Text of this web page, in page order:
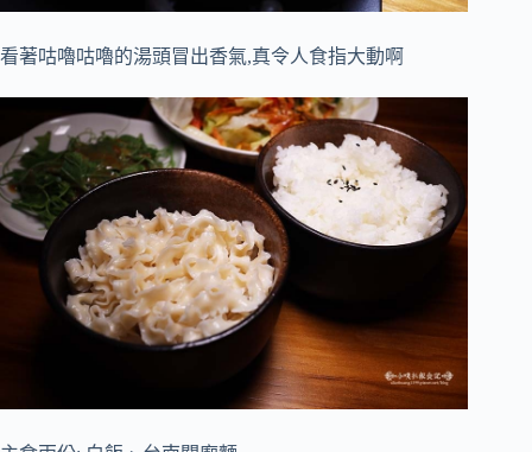
看著咕嚕咕嚕的湯頭冒出香氣,真令人食指大動啊